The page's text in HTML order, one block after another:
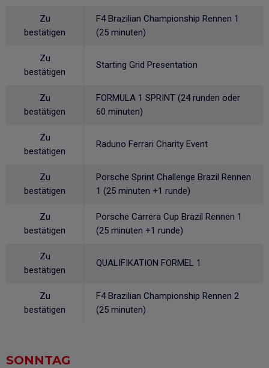
Zu
bestätigen
F4 Brazilian Championship Rennen 1
(25 minuten)
Zu
bestätigen
Starting Grid Presentation
Zu
bestätigen
FORMULA 1 SPRINT (24 runden oder
60 minuten)
Zu
bestätigen
Raduno Ferrari Charity Event
Zu
bestätigen
Porsche Sprint Challenge Brazil Rennen
1 (25 minuten +1 runde)
Zu
bestätigen
Porsche Carrera Cup Brazil Rennen 1
(25 minuten +1 runde)
Zu
bestätigen
QUALIFIKATION FORMEL 1
Zu
bestätigen
F4 Brazilian Championship Rennen 2
(25 minuten)
SONNTAG